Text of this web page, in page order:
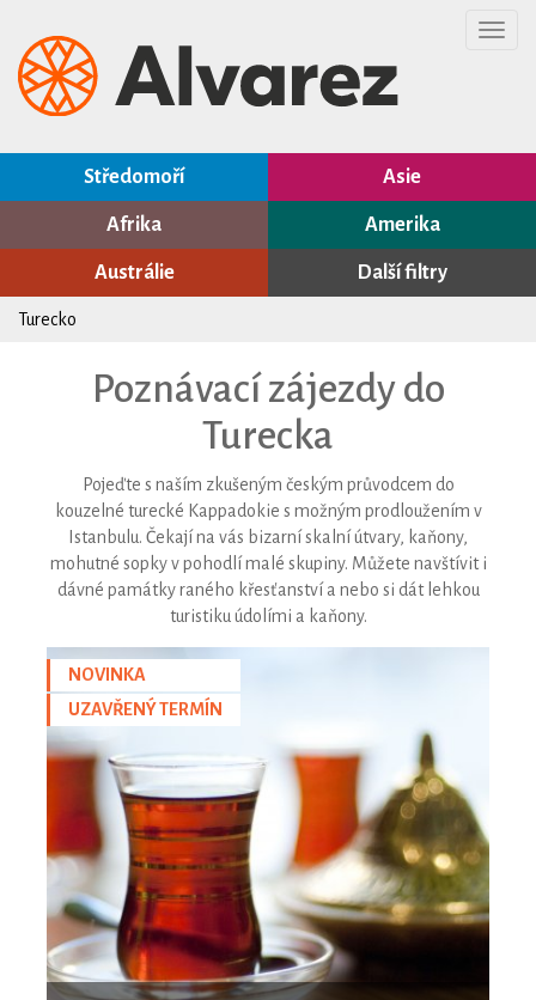
Středomoří Asie
Afrika Amerika
Austrálie Další filtry
Turecko
Poznávací zájezdy do
Turecka
Pojeďte s naším zkušeným českým průvodcem do
kouzelné turecké Kappadokie s možným prodloužením v
Istanbulu. Čekají na vás bizarní skalní útvary, kaňony,
mohutné sopky v pohodlí malé skupiny. Můžete navštívit i
dávné památky raného křesťanství a nebo si dát lehkou
turistiku údolími a kaňony.
NOVINKA
UZAVŘENÝ TERMÍN